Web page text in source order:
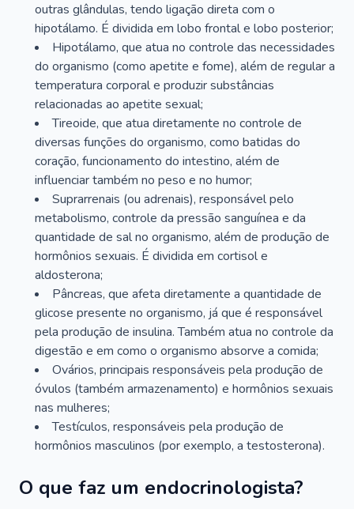
outras glândulas, tendo ligação direta com o
hipotálamo. É dividida em lobo frontal e lobo posterior;
Hipotálamo, que atua no controle das necessidades
do organismo (como apetite e fome), além de regular a
temperatura corporal e produzir substâncias
relacionadas ao apetite sexual;
Tireoide, que atua diretamente no controle de
diversas funções do organismo, como batidas do
coração, funcionamento do intestino, além de
influenciar também no peso e no humor;
Suprarrenais (ou adrenais), responsável pelo
metabolismo, controle da pressão sanguínea e da
quantidade de sal no organismo, além de produção de
hormônios sexuais. É dividida em cortisol e
aldosterona;
Pâncreas, que afeta diretamente a quantidade de
glicose presente no organismo, já que é responsável
pela produção de insulina. Também atua no controle da
digestão e em como o organismo absorve a comida;
Ovários, principais responsáveis pela produção de
óvulos (também armazenamento) e hormônios sexuais
nas mulheres;
Testículos, responsáveis pela produção de
hormônios masculinos (por exemplo, a testosterona).
O que faz um endocrinologista?